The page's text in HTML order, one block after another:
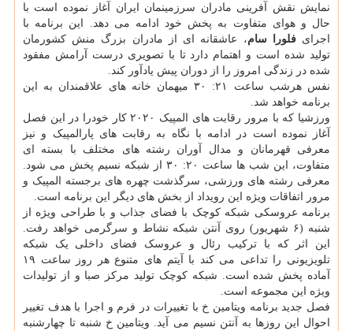
نمایش نقش آفرینی مادران سرزمینمان ایران آغاز نموده است با
حال و هوای متفاوت به پخش خود ادامه می دهد. این برنامه با
اجرای فلورا سام، عاشقانه ای از مادران بزرگ منش کشورمان
تولید شده است و اهتمام دارد تا با تصویری درست آرامش مفقود
شده در زندگی امروز را از دوران پیش یادآور کند.
نفس هرشب ساعت ۲۱: ۳۰ میهمان خانه های علاقمندان به این
برنامه خواهد شد.
ورزشیا که با مرور رقابت های المپیک ۲۰۲۰ کار خودرا در این فصل
آغاز نموده است در ادامه با نگاه به رقابت های پارالمپیک و نیز
معرفی قهرمانان و مدال آوران رشته های مختلف با بسته ای
متفاوت، این شب ها ساعت ۲۰: ۳۰ از شبکه نسیم پخش می شود.
معرفی رشته های ورزشی، سرگذشت چهره های برجسته المپیک و
مرور اتفاقات ویژه این رویداد از بخش های دیگر این برنامه است.
برنامه عروسکی شبکه کوچک با فضای جذاب و با طراحی ویژه از
شنبه (۶ شهریور) روی آنتن شبکه نشاط و سرگرمی خواهد رفت.
این اثر که با ترکیب رئال و عروسک فضای داخلی یک شبکه
تلویزیونی را تداعی می کند با آیتم های متنوع هر روز ساعت ۱۹
آماده پخش شده است. شبکه کوچک تولید مرکز صبا و از تولیدات
ویژه این مجموعه است.
فصل جدید برنامه ویتامین خ با تغییرات در فرم و اجرا با هدف تغییر
احوال این روزها به آنتن نسیم می آید. ویتامین خ شنبه تا چهارشنبه